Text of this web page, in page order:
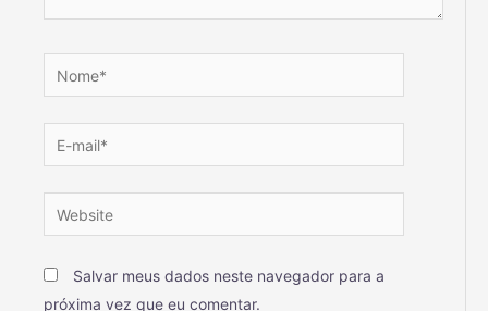
Salvar meus dados neste navegador para a
próxima vez que eu comentar.